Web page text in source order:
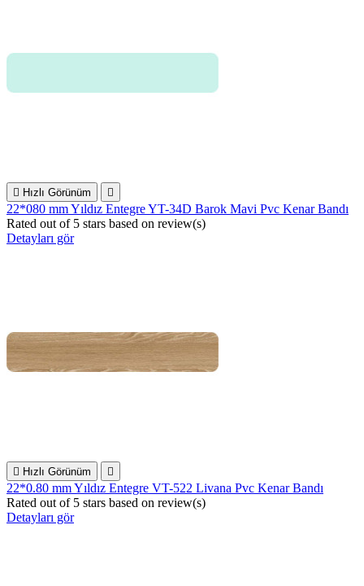
 Hızlı Görünüm 
22*080 mm Yıldız Entegre YT-34D Barok Mavi Pvc Kenar Bandı
Rated out of 5 stars based on review(s)
Detayları gör
 Hızlı Görünüm 
22*0.80 mm Yıldız Entegre VT-522 Livana Pvc Kenar Bandı
Rated out of 5 stars based on review(s)
Detayları gör